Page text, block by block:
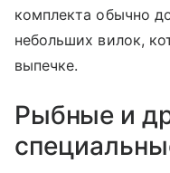
комплекта обычно
небольших вилок,
выпечке.
Рыбные и